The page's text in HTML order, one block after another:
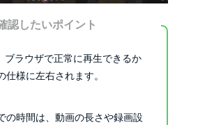
認したいポイント
ブラウザで正常に再生できるか
仕様に左右されます。
の時間は、動画の長さや録画設